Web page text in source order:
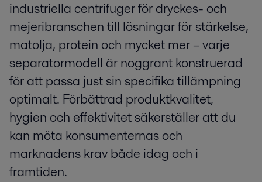
industriella centrifuger för dryckes- och
mejeribranschen till lösningar för stärkelse,
matolja, protein och mycket mer – varje
separatormodell är noggrant konstruerad
för att passa just sin specifika tillämpning
optimalt. Förbättrad produktkvalitet,
hygien och effektivitet säkerställer att du
kan möta konsumenternas och
marknadens krav både idag och i
framtiden.